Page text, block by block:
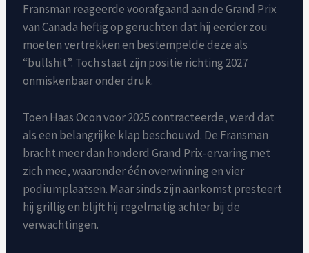
Fransman reageerde voorafgaand aan de Grand Prix
van Canada heftig op geruchten dat hij eerder zou
moeten vertrekken en bestempelde deze als
“bullshit”. Toch staat zijn positie richting 2027
onmiskenbaar onder druk.
Toen Haas Ocon voor 2025 contracteerde, werd dat
als een belangrijke klap beschouwd. De Fransman
bracht meer dan honderd Grand Prix-ervaring met
zich mee, waaronder één overwinning en vier
podiumplaatsen. Maar sinds zijn aankomst presteert
hij grillig en blijft hij regelmatig achter bij de
verwachtingen.